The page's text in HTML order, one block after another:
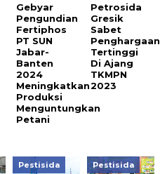
Gebyar
Pengundian
Fertiphos
PT SUN
Jabar-
Banten
2024
Meningkatkan
Produksi
Menguntungkan
Petani
Petrosida
Gresik
Sabet
Penghargaan
Tertinggi
Di Ajang
TKMPN
2023
Pestisida Pestisida